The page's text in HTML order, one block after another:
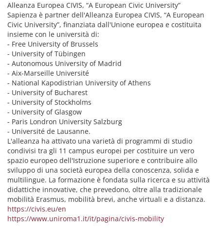
Alleanza Europea CIVIS, “A European Civic University”
Sapienza è partner dell'Alleanza Europea CIVIS, “A European
Civic University”, finanziata dall'Unione europea e costituita
insieme con le università di:
- Free University of Brussels
- University of Tübingen
- Autonomous University of Madrid
- Aix-Marseille Université
- National Kapodistrian University of Athens
- University of Bucharest
- University of Stockholms
- University of Glasgow
- Paris Londron University Salzburg
- Université de Lausanne.
L'alleanza ha attivato una varietà di programmi di studio
condivisi tra gli 11 campus europei per costituire un vero
spazio europeo dell'Istruzione superiore e contribuire allo
sviluppo di una società europea della conoscenza, solida e
multilingue. La formazione è fondata sulla ricerca e su attività
didattiche innovative, che prevedono, oltre alla tradizionale
mobilità Erasmus, mobilità brevi, anche virtuali e a distanza.
https://civis.eu/en
https://www.uniroma1.it/it/pagina/civis-mobility